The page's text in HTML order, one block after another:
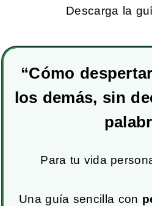
Descarga la
“Cómo
los demás, sin
Para tu vida
Una guía sencilla con